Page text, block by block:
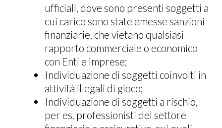
ufficiali, dove sono presenti soggetti a
cui carico sono state emesse sanzioni
finanziarie, che vietano qualsiasi
rapporto commerciale o economico
con Enti e imprese;
Individuazione di soggetti coinvolti in
attività illegali di gioco;
Individuazione di soggetti a rischio,
per es. professionisti del settore